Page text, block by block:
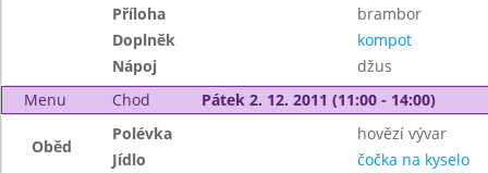
Příloha
brambor
Doplněk
kompot
Nápoj
džus
Menu
Chod Pátek 2. 12. 2011 (11:00 - 14:00)
Oběd
Polévka
hovězí vývar
Jídlo
čočka na kyselo